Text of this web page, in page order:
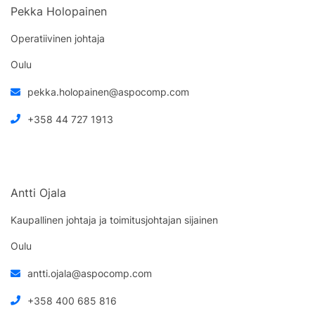
Pekka Holopainen
Operatiivinen johtaja
Oulu
pekka.holopainen@aspocomp.com
+358 44 727 1913
Antti Ojala
Kaupallinen johtaja ja toimitusjohtajan sijainen
Oulu
antti.ojala@aspocomp.com
+358 400 685 816